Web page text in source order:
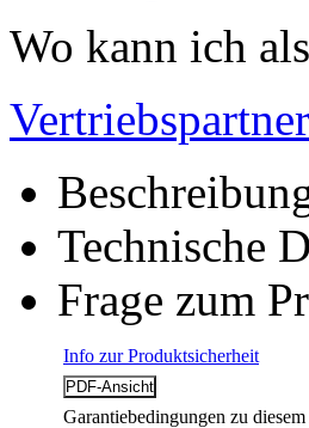
Wo kann ich
Vertriebspartner
Technische
Frage zum
Info zur Produktsicherheit
Garantiebedingungen zu